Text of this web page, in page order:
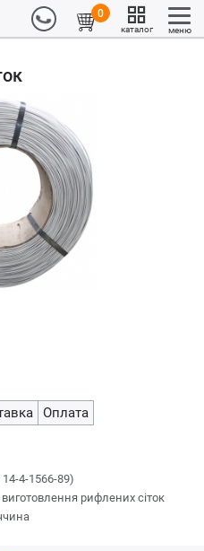
0
каталог меню
Оплата
4-1566-89)
рифлених сіток